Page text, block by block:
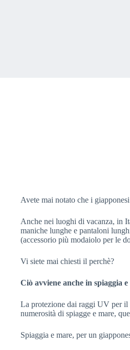
Avete mai notato che i
Anche nei luoghi di vacanza, in
maniche lunghe e pantaloni
(accessorio più modaiolo per le
Vi siete mai chiesti il perchè?
Ciò avviene anche in spiaggia
La protezione dai raggi UV per il
numerosità di spiagge e mare,
Spiaggia e mare, per un